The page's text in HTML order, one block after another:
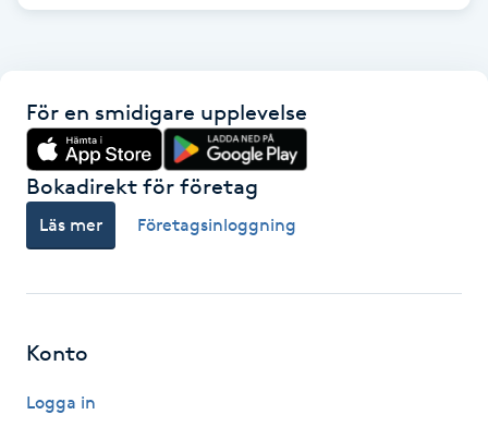
H
Headspa
Healing
HIFU
Hollywood Peel
För en smidigare upplevelse
Bokadirekt för företag
Läs mer Företagsinloggning
Konto
Logga in